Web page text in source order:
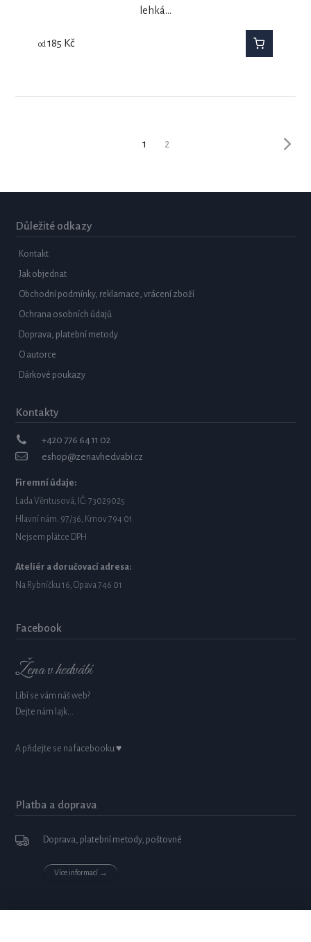
lehká…
od 185 Kč
1 2
Důležité odkazy
Kontakt
Jak objednat
Obchodní podmínky, reklamace, vrácení zboží
Ochrana osobních údajů
Doprava, platební metody
O autorce
Dárkové poukazy
Kontakty
+420 776 64 11 02
eshop@zenavhedvabi.cz
Firemní údaje:
Lada Věntusová, IČ: 73029025
Hlavní nám. 97/36, Krnov 794 01
Nejsem plátce DPH
Ateliér a doručovací adresa:
Na Rybníčku 16, Opava 746 01
Facebook
Žena v hedvábí
Líbí se vám náš web?
Dejte nám lajk...
A přidejte se na facebooku ♥
Platba a doprava
Doprava, platební metody, poštovné
Více informací →